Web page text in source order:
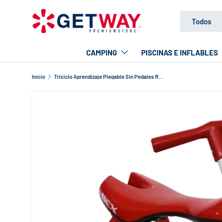
IR AL CONTENIDO Todos
CAMPING PISCINAS E INFLABLES
Inicio Triciclo Aprendizaje Plegable Sin Pedales Rojo Bex